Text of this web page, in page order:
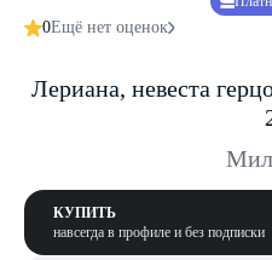
0Ещё нет оценок
Лериана, невеста
КУПИТЬ
навсегда в профиле и без подписки